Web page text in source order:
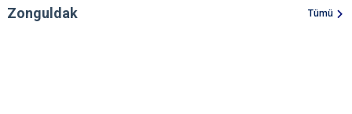
Zonguldak Tümü